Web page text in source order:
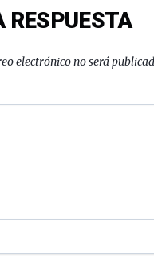
RESPUESTA
electrónico no será